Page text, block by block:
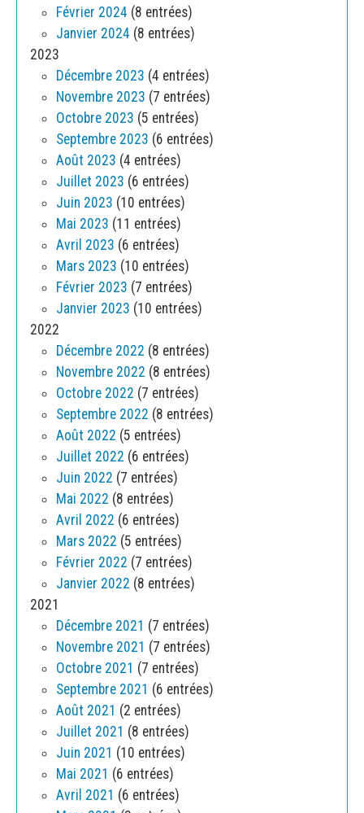
Février 2024 (8 entrées)
Janvier 2024 (8 entrées)
2023
Décembre 2023 (4 entrées)
Novembre 2023 (7 entrées)
Octobre 2023 (5 entrées)
Septembre 2023 (6 entrées)
Août 2023 (4 entrées)
Juillet 2023 (6 entrées)
Juin 2023 (10 entrées)
Mai 2023 (11 entrées)
Avril 2023 (6 entrées)
Mars 2023 (10 entrées)
Février 2023 (7 entrées)
Janvier 2023 (10 entrées)
2022
Décembre 2022 (8 entrées)
Novembre 2022 (8 entrées)
Octobre 2022 (7 entrées)
Septembre 2022 (8 entrées)
Août 2022 (5 entrées)
Juillet 2022 (6 entrées)
Juin 2022 (7 entrées)
Mai 2022 (8 entrées)
Avril 2022 (6 entrées)
Mars 2022 (5 entrées)
Février 2022 (7 entrées)
Janvier 2022 (8 entrées)
2021
Décembre 2021 (7 entrées)
Novembre 2021 (7 entrées)
Octobre 2021 (7 entrées)
Septembre 2021 (6 entrées)
Août 2021 (2 entrées)
Juillet 2021 (8 entrées)
Juin 2021 (10 entrées)
Mai 2021 (6 entrées)
Avril 2021 (6 entrées)